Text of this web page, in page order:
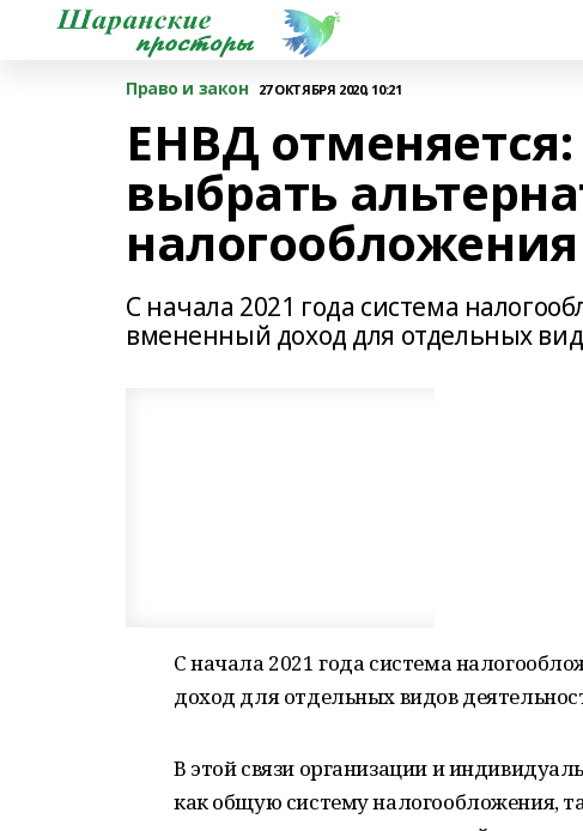
Право и закон 27 ОКТЯБРЯ 2020, 10:21
ЕНВД
выбрать
налогообложения
С начала 2021 года система
вмененный доход для отдельных
С начала 2021 года система
доход для отдельных видов
В этой связи организации и
как общую систему налогообложения,